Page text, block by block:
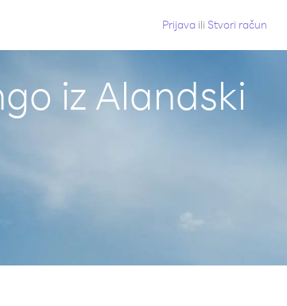
Prijava ili Stvori račun
iz Alandski